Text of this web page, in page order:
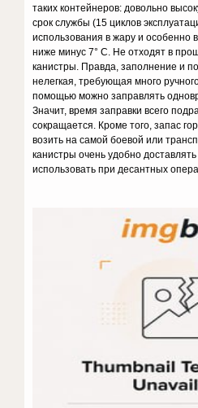
таких контейнеров: довольно
срок службы (15 циклов
использования в жару и особенно
ниже минус 7° С. Не отходят в
канистры. Правда, заполнение и
нелегкая, требующая много
помощью можно заправлять
Значит, время заправки всего
сокращается. Кроме того, запас
возить на самой боевой или
канистры очень удобно
использовать при десантных